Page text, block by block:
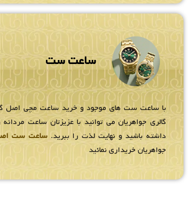
ساعت ست
با ساعت ست های موجود و خرید ساعت مچی اصل
گالری جواهریان می توانید با عزیزتان ساعت
داشته باشید و نهایت لذت را ببرید.ساعت ست
جواهریان خریداری نمائید